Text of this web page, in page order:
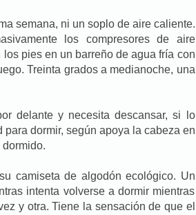
semana, ni un soplo de aire caliente.
los compresores de aire
pies en un barreño de agua fría con
Treinta grados a medianoche, una
delante y necesita descansar, si lo
dormir, según apoya la cabeza en
camiseta de algodón ecológico. Un
intenta volverse a dormir mientras
y otra. Tiene la sensación de que el